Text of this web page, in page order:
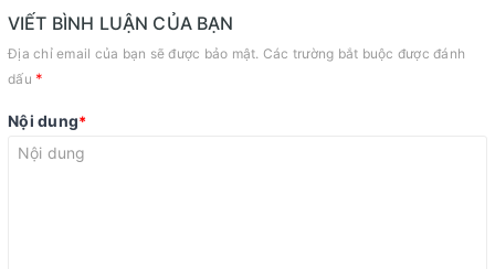
VIẾT BÌNH LUẬN CỦA BẠN
Địa chỉ email của bạn sẽ được bảo mật. Các trường bắt buộc được đánh
dấu *
Nội dung*